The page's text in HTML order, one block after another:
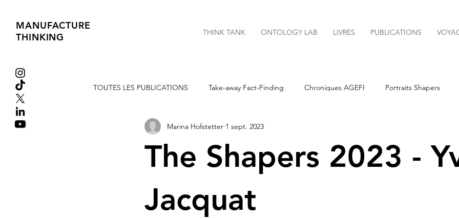
MANUFACTURE
THINKING
THINK TANK ONTOLOGY LAB LIVRES PUBLICATIONS
TOUTES LES PUBLICATIONS Take-away Fact-Finding Chroniques AGEFI Portraits Shapers
Extraits de Livres Tribune libre Newsletters
The Shapers 2023 -
Jacquat
Marina Hofstetter 1 sept. 2023